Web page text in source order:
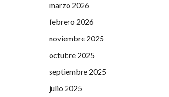
marzo 2026
febrero 2026
noviembre 2025
octubre 2025
septiembre 2025
julio 2025